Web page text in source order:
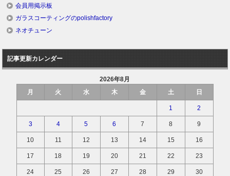
会員用掲示板
ガラスコーティングのpolishfactory
ネオチューン
記事更新カレンダー
2026年8月
月
火 水 木 金 土 日
1 2
3 4 5 6 7 8 9
10 11 12 13 14 15 16
17 18 19 20 21 22 23
24 25 26 27 28 29 30